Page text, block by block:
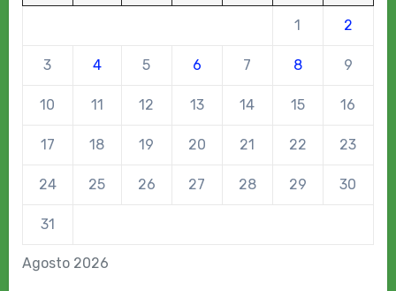
Agosto 2026
1 2
3 4 5 6 7 8 9
10 11 12 13 14 15 16
17 18 19 20 21 22 23
24 25 26 27 28 29 30
31